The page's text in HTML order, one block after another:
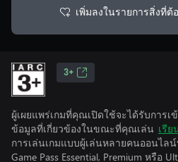
เพิ่มลงในรายการสิ่งที่ต้
3+
ผู้เผยแพร่เกมที่คุณเปิดใช้จะได้รับการเ
ข้อมูลที่เกี่ยวข้องในขณะที่คุณเล่น เรีย
การเล่นเกมแบบผู้เล่นหลายคนออนไล
Game Pass Essential, Premium หรือ